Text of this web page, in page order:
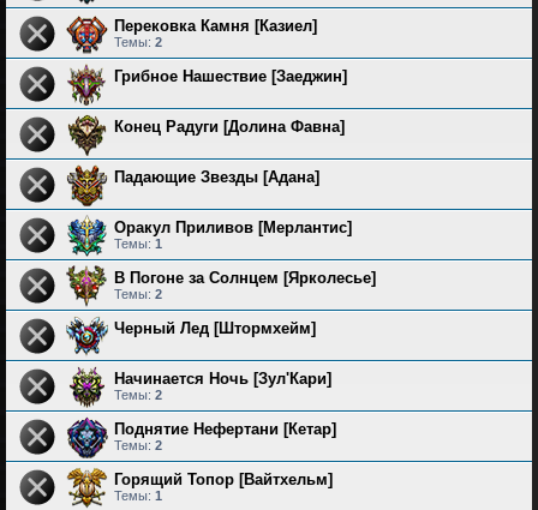
Перековка Камня [Казиел]
Темы: 2
Грибное Нашествие [Заеджин]
Конец Радуги [Долина Фавна]
Падающие Звезды [Адана]
Оракул Приливов [Мерлантис]
Темы: 1
В Погоне за Солнцем [Ярколесье]
Темы: 2
Черный Лед [Штормхейм]
Начинается Ночь [Зул'Кари]
Темы: 2
Поднятие Нефертани [Кетар]
Темы: 2
Горящий Топор [Вайтхельм]
Темы: 1